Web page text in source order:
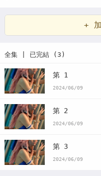
+
全集 | 已完結 (3)
第 1
2024/06/09
第 2
2024/06/09
第 3
2024/06/09